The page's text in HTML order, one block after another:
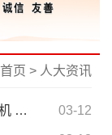
首页 > 人大资讯
法工委：以生态环境法典出台为契机 在中国特色社会主义法律体系中增设“生态环境法”部门 03-12